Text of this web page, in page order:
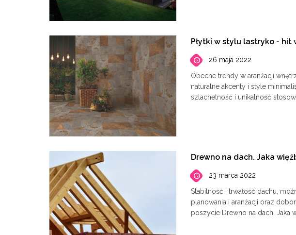
Płytki w stylu lastryko - hit
26 maja 2022
Obecne trendy w aranżacji
naturalne akcenty i style
szlachetność i unikalność
Drewno na dach. Jaka
23 marca 2022
Stabilność i trwałość dachu,
planowania i aranżacji oraz
poszycie Drewno na dach. Jaka